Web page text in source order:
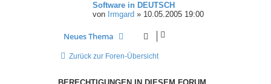
Software in DEUTSCH
von Irmgard » 10.05.2005 19:00
Neues Thema
Zurück zur Foren-Übersicht